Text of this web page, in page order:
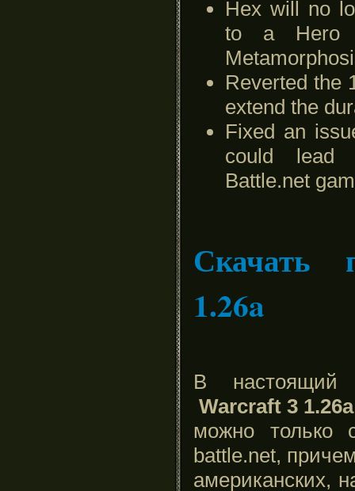
Hex will no
to a
Reverted the
extend the
Fixed an
could lead
Battle.net
Скачать
1.26a
В
Warcraft 3 1.26a
можно только
battle.net,
американских,